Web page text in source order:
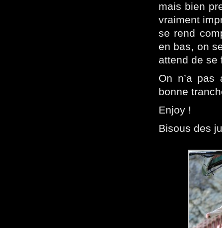
mais bien
vraiment
se rend
en bas, on
attend de
On n’a
bonne
Enjoy !
Bisous des